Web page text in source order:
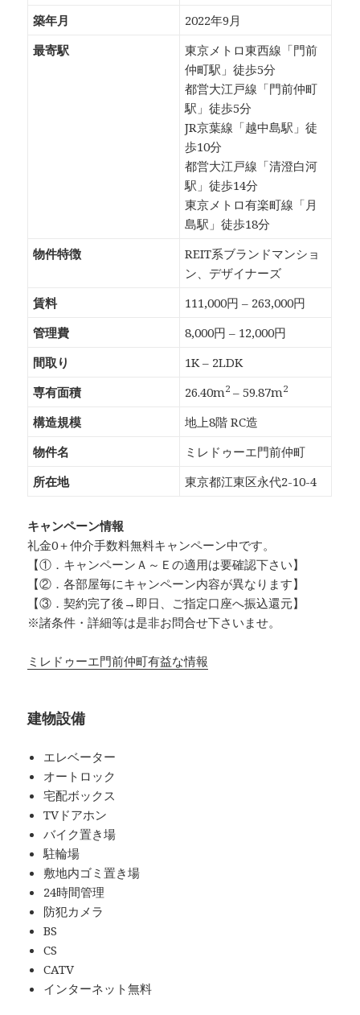
築年月
2022年9月
最寄駅
東京メトロ東西線「門前
仲町駅」徒歩5分
都営大江戸線「門前仲町
駅」徒歩5分
JR京葉線「越中島駅」徒
歩10分
都営大江戸線「清澄白河
駅」徒歩14分
東京メトロ有楽町線「月
島駅」徒歩18分
物件特徴
REIT系ブランドマンショ
ン、デザイナーズ
賃料
111,000円 – 263,000円
管理費
8,000円 – 12,000円
間取り
1K – 2LDK
専有面積
26.40m2 – 59.87m2
構造規模
地上8階 RC造
物件名
ミレドゥーエ門前仲町
所在地
東京都江東区永代2-10-4
キャンペーン情報
礼金0＋仲介手数料無料キャンペーン中です。
【①．キャンペーンＡ～Ｅの適用は要確認下さい】
【②．各部屋毎にキャンペーン内容が異なります】
【③．契約完了後→即日、ご指定口座へ振込還元】
※諸条件・詳細等は是非お問合せ下さいませ。
ミレドゥーエ門前仲町有益な情報
建物設備
エレベーター
オートロック
宅配ボックス
TVドアホン
バイク置き場
駐輪場
敷地内ゴミ置き場
24時間管理
防犯カメラ
BS
CS
CATV
インターネット無料